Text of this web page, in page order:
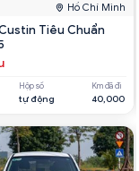
Hồ Chí Minh
Tiêu Chuẩn
Hộp số
tự động
Km đã đi
40,000